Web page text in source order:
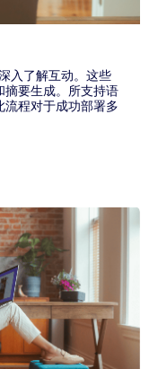
入了解互动。这些
摘要生成。所支持语
程对于成功部署多